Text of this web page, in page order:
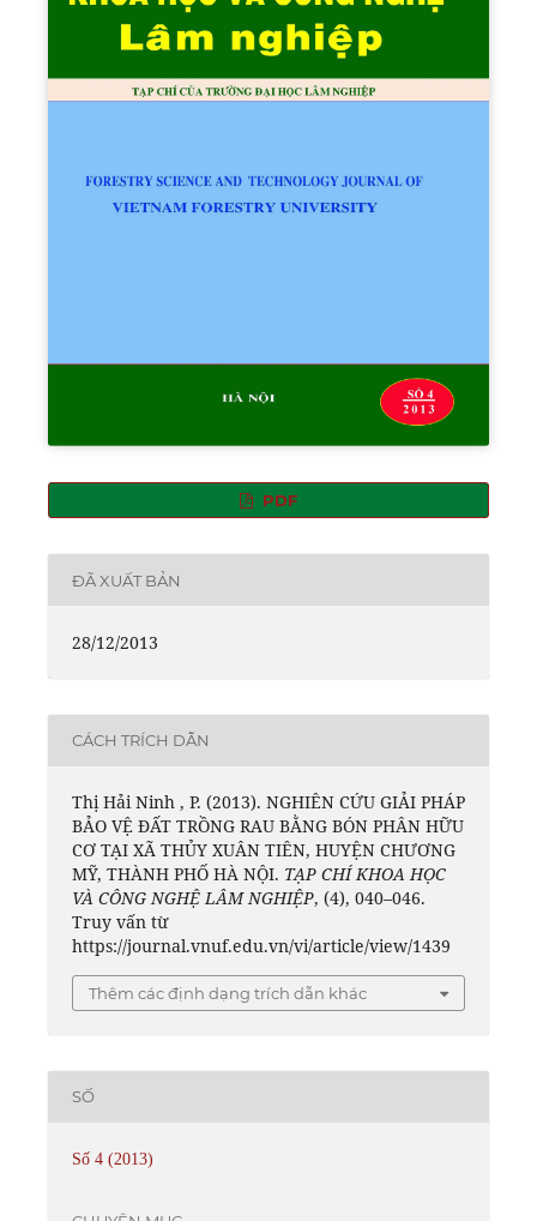
PDF
ĐÃ XUẤT BẢN
28/12/2013
CÁCH TRÍCH DẪN
Thị Hải Ninh , P. (2013). NGHIÊN CỨU GIẢI PHÁP
BẢO VỆ ĐẤT TRỒNG RAU BẰNG BÓN PHÂN HỮU
CƠ TẠI XÃ THỦY XUÂN TIÊN, HUYỆN CHƯƠNG
MỸ, THÀNH PHỐ HÀ NỘI. TẠP CHÍ KHOA HỌC
VÀ CÔNG NGHỆ LÂM NGHIỆP, (4), 040–046.
Truy vấn từ
https://journal.vnuf.edu.vn/vi/article/view/1439
Thêm các định dạng trích dẫn khác
SỐ
Số 4 (2013)